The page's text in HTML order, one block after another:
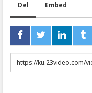
Del Embed
URL
to